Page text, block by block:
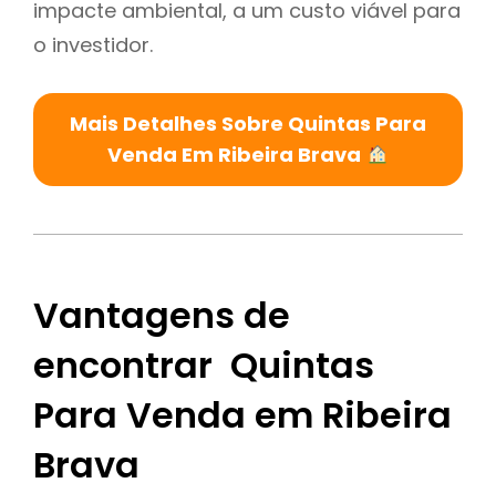
impacte ambiental, a um custo viável para
o investidor.
Mais Detalhes Sobre Quintas Para
Venda Em Ribeira Brava
Vantagens de
encontrar Quintas
Para Venda em Ribeira
Brava